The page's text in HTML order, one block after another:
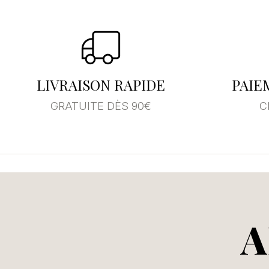
LIVRAISON RAPIDE
GRATUITE DÈS 90€